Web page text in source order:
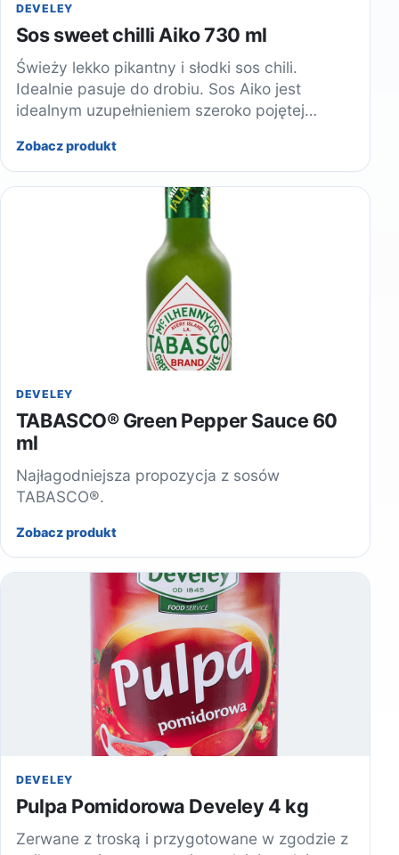
DEVELEY
Sos sweet chilli Aiko 730 ml
Świeży lekko pikantny i słodki sos chili.
Idealnie pasuje do drobiu. Sos Aiko jest
idealnym uzupełnieniem szeroko pojętej…
Zobacz produkt
DEVELEY
TABASCO® Green Pepper Sauce 60
ml
Najłagodniejsza propozycja z sosów
TABASCO®.
Zobacz produkt
DEVELEY
Pulpa Pomidorowa Develey 4 kg
Zerwane z troską i przygotowane w zgodzie z